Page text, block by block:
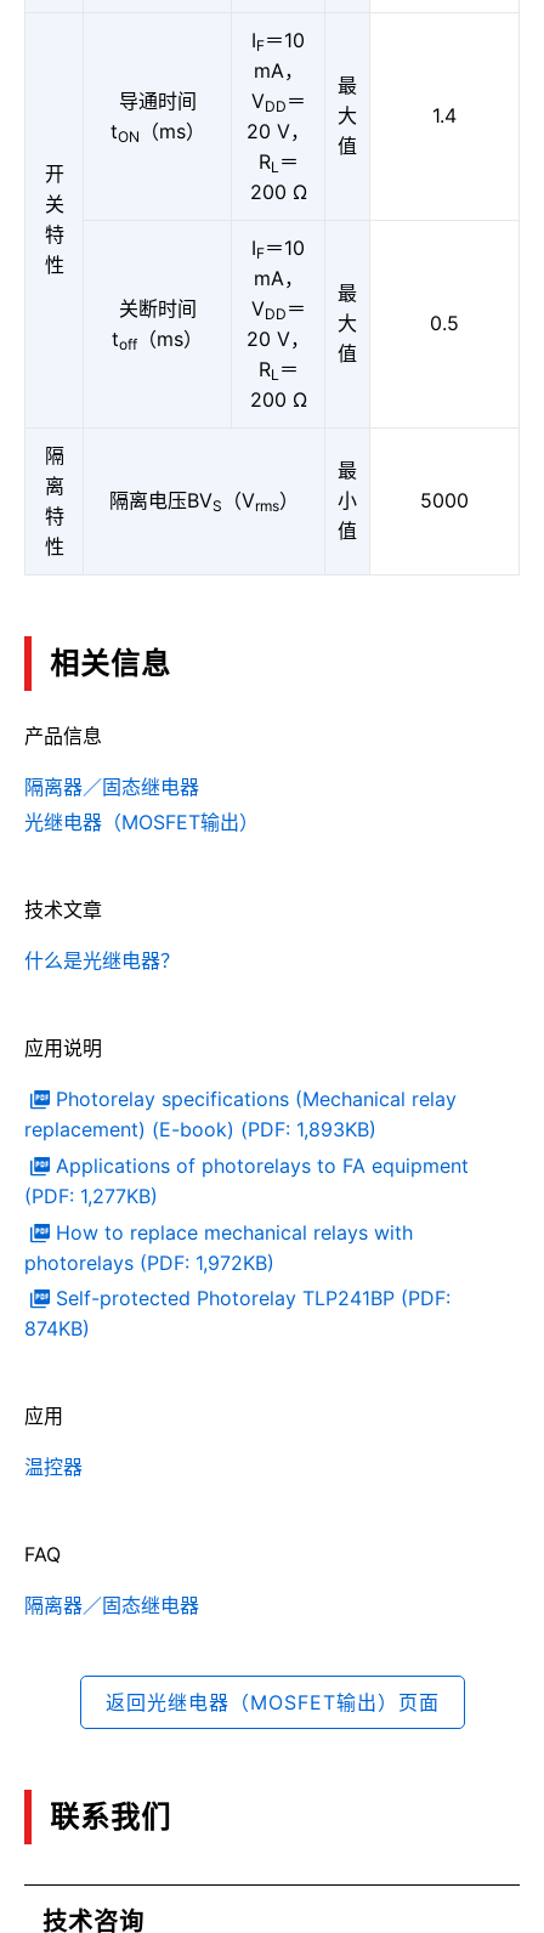
开
关
特
性
导通时间
tON （ms）
IF＝10
mA，
VDD ＝
20 V，
RL ＝
200 Ω
最
大
值
1.4
关断时间
toff （ms）
IF＝10
mA，
VDD ＝
20 V，
RL ＝
200 Ω
最
大
值
0.5
隔
离
特
性
隔离电压BVS （Vrms）
最
小
值
5000
相关信息
产品信息
隔离器／固态继电器
光继电器（MOSFET输出）
技术文章
什么是光继电器？
应用说明
Photorelay specifications (Mechanical relay
replacement) (E-book) (PDF: 1,893KB)
Applications of photorelays to FA equipment
(PDF: 1,277KB)
How to replace mechanical relays with
photorelays (PDF: 1,972KB)
Self-protected Photorelay TLP241BP (PDF:
874KB)
应用
温控器
FAQ
隔离器／固态继电器
返回光继电器（MOSFET输出）页面
联系我们
技术咨询